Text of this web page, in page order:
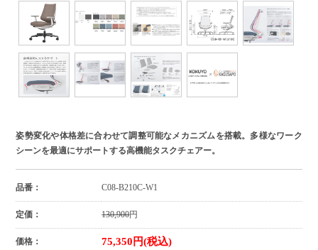
姿勢変化や体格差に合わせて調整可能なメカニズムを搭載。多様なワーク
シーンを最適にサポートする高機能タスクチェアー。
品番： C08-B210C-W1
定価： 130,900円
価格： 75,350円(税込)